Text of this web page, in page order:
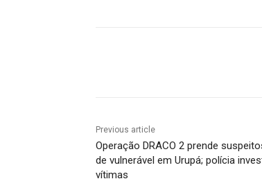
Previous article
Operação DRACO 2 prende
de vulnerável em Urupá; polícia
vítimas